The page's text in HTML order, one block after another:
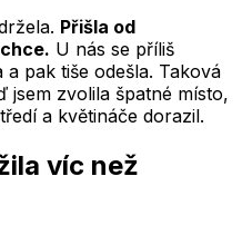
Přišla od
U nás se příliš
pak tiše odešla. Taková
jsem zvolila špatné místo,
a květináče dorazil.
víc než